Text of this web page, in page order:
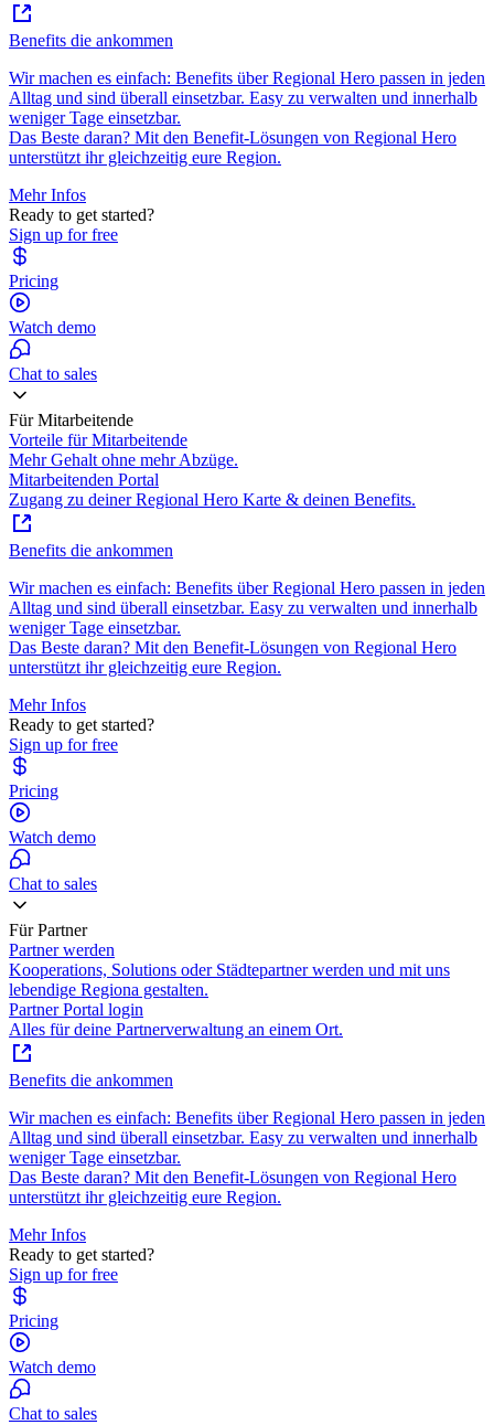
Benefits die ankommen
Wir machen es einfach: Benefits über Regional Hero passen in jeden
Alltag und sind überall einsetzbar. Easy zu verwalten und innerhalb
weniger Tage einsetzbar.
Das Beste daran? Mit den Benefit-Lösungen von Regional Hero
unterstützt ihr gleichzeitig eure Region.
Mehr Infos
Ready to get started?
Sign up for free
Pricing
Watch demo
Chat to sales
Für Mitarbeitende
Vorteile für Mitarbeitende
Mehr Gehalt ohne mehr Abzüge.
Mitarbeitenden Portal
Zugang zu deiner Regional Hero Karte & deinen Benefits.
Benefits die ankommen
Wir machen es einfach: Benefits über Regional Hero passen in jeden
Alltag und sind überall einsetzbar. Easy zu verwalten und innerhalb
weniger Tage einsetzbar.
Das Beste daran? Mit den Benefit-Lösungen von Regional Hero
unterstützt ihr gleichzeitig eure Region.
Mehr Infos
Ready to get started?
Sign up for free
Pricing
Watch demo
Chat to sales
Für Partner
Partner werden
Kooperations, Solutions oder Städtepartner werden und mit uns
lebendige Regiona gestalten.
Partner Portal login
Alles für deine Partnerverwaltung an einem Ort.
Benefits die ankommen
Wir machen es einfach: Benefits über Regional Hero passen in jeden
Alltag und sind überall einsetzbar. Easy zu verwalten und innerhalb
weniger Tage einsetzbar.
Das Beste daran? Mit den Benefit-Lösungen von Regional Hero
unterstützt ihr gleichzeitig eure Region.
Mehr Infos
Ready to get started?
Sign up for free
Pricing
Watch demo
Chat to sales